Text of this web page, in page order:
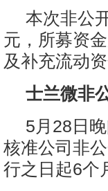
本次非公
元，所募资
及补充流动
士兰微非
5月28日
核准公司非
行之日起6个